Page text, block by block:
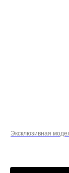
Эксклюзивная